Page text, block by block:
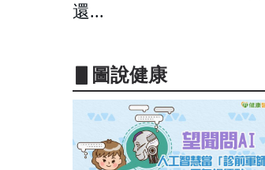
還...
▋圖說健康